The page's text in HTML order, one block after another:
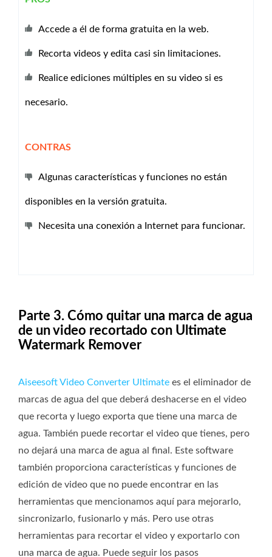
Accede a él de forma gratuita en la web.
Recorta videos y edita casi sin limitaciones.
Realice ediciones múltiples en su video si es
necesario.
CONTRAS
Algunas características y funciones no están
disponibles en la versión gratuita.
Necesita una conexión a Internet para funcionar.
Parte 3. Cómo quitar una marca de agua
de un video recortado con Ultimate
Watermark Remover
Aiseesoft Video Converter Ultimate es el eliminador de
marcas de agua del que deberá deshacerse en el video
que recorta y luego exporta que tiene una marca de
agua. También puede recortar el video que tienes, pero
no dejará una marca de agua al final. Este software
también proporciona características y funciones de
edición de video que no puede encontrar en las
herramientas que mencionamos aquí para mejorarlo,
sincronizarlo, fusionarlo y más. Pero use otras
herramientas para recortar el video y exportarlo con
una marca de agua. Puede seguir los pasos